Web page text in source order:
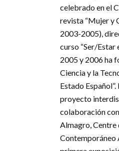
celebrado en el
revista “Mujer y
2003-2005),
curso “Ser/
2005 y 2006 ha
Ciencia y la
Estado
proyecto
colaboración
Almagro, Centre
Contemporáneo